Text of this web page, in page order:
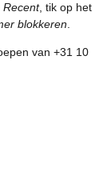
Recent, tik op het
blokkeren
van +31 10